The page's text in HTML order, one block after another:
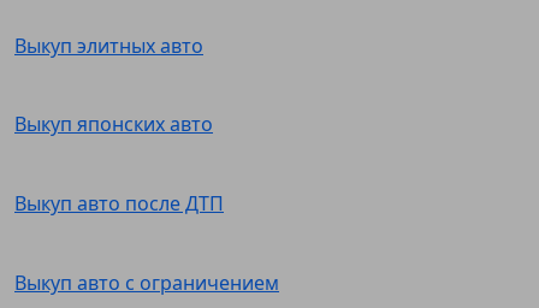
Выкуп элитных авто
Выкуп японских авто
Выкуп авто после ДТП
Выкуп авто с ограничением